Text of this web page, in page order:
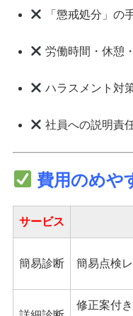
「懲戒処分」の
労働時間・休憩
ハラスメント対
社員への説明責
費用のめや
サービス
簡易診断 簡易点検
修正案付